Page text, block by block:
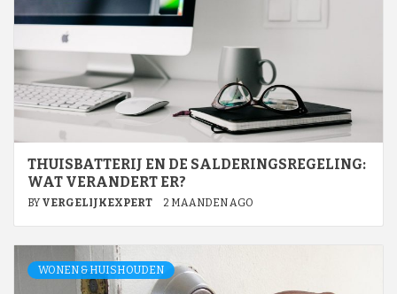
THUISBATTERIJ EN DE SALDERINGSREGELING:
WAT VERANDERT ER?
BY VERGELIJKEXPERT 2 MAANDEN AGO
WONEN & HUISHOUDEN